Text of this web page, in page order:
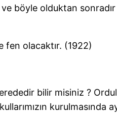
böyle olduktan
fen olacaktır. (1922)
bilir misiniz ?
kurulmasında